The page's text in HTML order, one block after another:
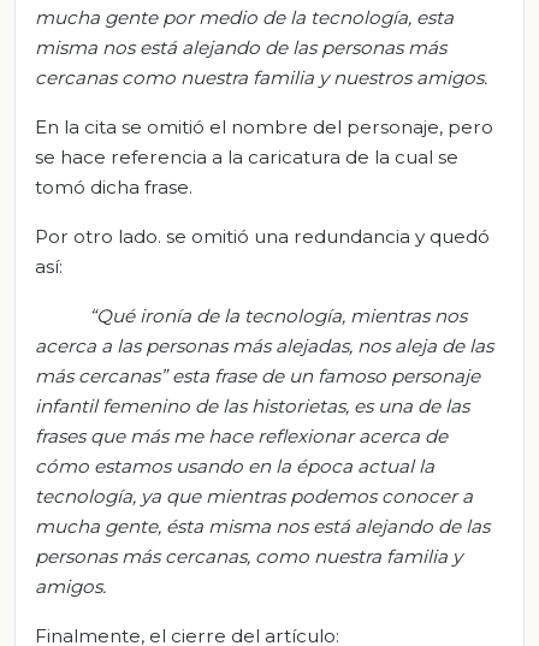
mucha gente por medio de la tecnología, esta
misma nos está alejando de las personas más
cercanas como nuestra familia y nuestros amigos.
En la cita se omitió el nombre del personaje, pero
se hace referencia a la caricatura de la cual se
tomó dicha frase.
Por otro lado. se omitió una redundancia y quedó
así:
“Qué ironía de la tecnología, mientras nos
acerca a las personas más alejadas, nos aleja de las
más cercanas” esta frase de un famoso personaje
infantil femenino de las historietas, es una de las
frases que más me hace reflexionar acerca de
cómo estamos usando en la época actual la
tecnología, ya que mientras podemos conocer a
mucha gente, ésta misma nos está alejando de las
personas más cercanas, como nuestra familia y
amigos.
Finalmente, el cierre del artículo: